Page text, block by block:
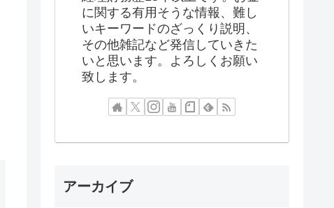
に関する有用そうな情報、難し
いキーワードのざっくり説明、
その他雑記など発信していきた
いと思います。よろしくお願い
致します。
アーカイブ